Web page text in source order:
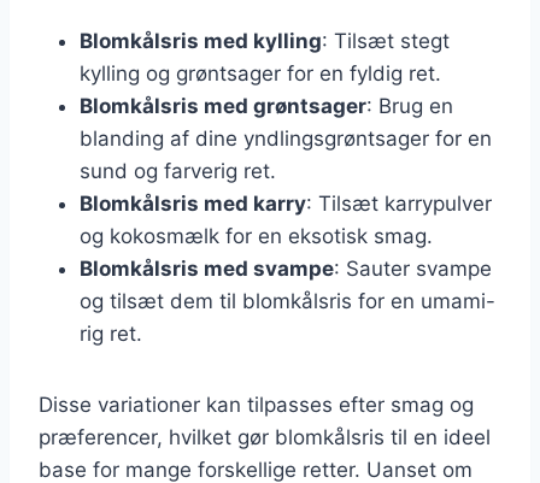
Blomkålsris med kylling: Tilsæt stegt
kylling og grøntsager for en fyldig ret.
Blomkålsris med grøntsager: Brug en
blanding af dine yndlingsgrøntsager for en
sund og farverig ret.
Blomkålsris med karry: Tilsæt karrypulver
og kokosmælk for en eksotisk smag.
Blomkålsris med svampe: Sauter svampe
og tilsæt dem til blomkålsris for en umami-
rig ret.
Disse variationer kan tilpasses efter smag og
præferencer, hvilket gør blomkålsris til en ideel
base for mange forskellige retter. Uanset om